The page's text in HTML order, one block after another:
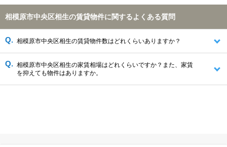
相模原市中央区相生の賃貸物件に関するよくある質問
相模原市中央区相生の賃貸物件数はどれくらいありますか？
相模原市中央区相生の家賃相場はどれくらいですか？また、家賃
を抑えても物件はありますか。